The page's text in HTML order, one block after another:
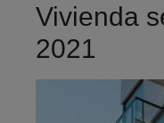
Vivienda
2021